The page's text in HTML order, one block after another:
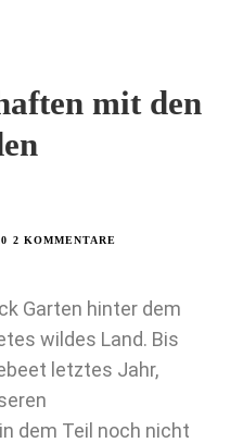
mit den
2 KOMMENTARE
Garten hinter dem
wildes Land. Bis
letztes Jahr,
dem Teil noch nicht